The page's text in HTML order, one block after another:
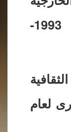
بمجلس النواب لعام 1993-
لعام